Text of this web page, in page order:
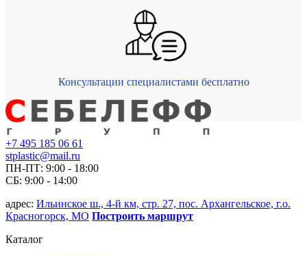
Консультации специалистами бесплатно
+7 495 185 06 61
stplastic@mail.ru
ПН-ПТ: 9:00 - 18:00
СБ: 9:00 - 14:00
адрес: Ильинское ш., 4-й км, стр. 27, пос. Архангельское, г.о.
Красногорск, МО Построить маршрут
Каталог